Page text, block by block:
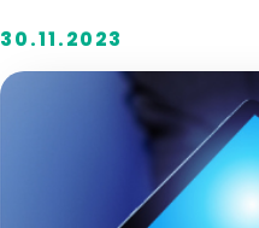
30.11.2023